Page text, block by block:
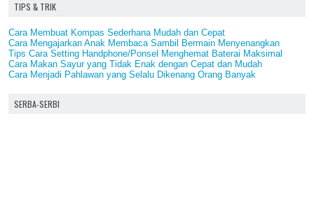
TIPS & TRIK
Cara Membuat Kompas Sederhana Mudah dan Cepat
Cara Mengajarkan Anak Membaca Sambil Bermain Menyenangkan
Tips Cara Setting Handphone/Ponsel Menghemat Baterai Maksimal
Cara Makan Sayur yang Tidak Enak dengan Cepat dan Mudah
Cara Menjadi Pahlawan yang Selalu Dikenang Orang Banyak
SERBA-SERBI